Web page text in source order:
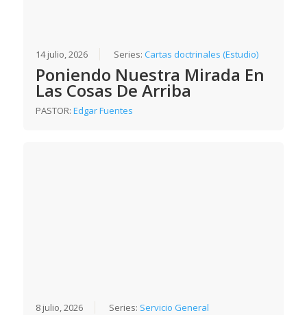
14 julio, 2026 Series: Cartas doctrinales (Estudio)
Poniendo Nuestra Mirada En
Las Cosas De Arriba
PASTOR: Edgar Fuentes
8 julio, 2026 Series: Servicio General